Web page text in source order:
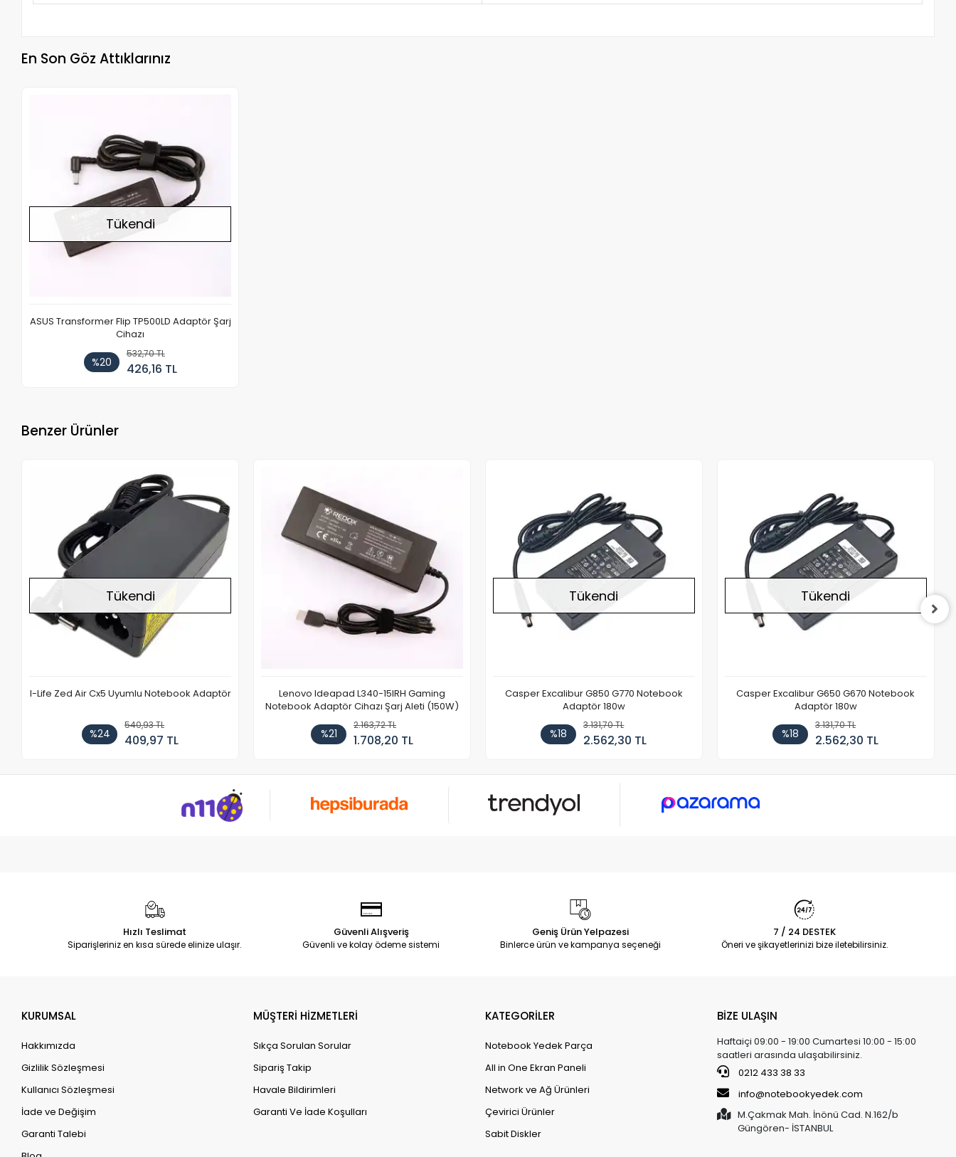
En Son Göz Attıklarınız
Tükendi
ASUS Transformer Flip TP500LD Adaptör Şarj
Cihazı
%20
532,70 TL
426,16 TL
Benzer Ürünler
Tükendi
I-Life Zed Air Cx5 Uyumlu Notebook Adaptör
%24
540,93 TL
409,97 TL
Lenovo Ideapad L340-15IRH Gaming
Notebook Adaptör Cihazı Şarj Aleti (150W)
%21
2.163,72 TL
1.708,20 TL
Tükendi
Casper Excalibur G850 G770 Notebook
Adaptör 180w
%18
3.131,70 TL
2.562,30 TL
Tükendi
Casper Excalibur G650 G670 Notebook
Adaptör 180w
%18
3.131,70 TL
2.562,30 TL
Hızlı Teslimat
Siparişleriniz en kısa sürede elinize ulaşır.
Güvenli Alışveriş
Güvenli ve kolay ödeme sistemi
Geniş Ürün Yelpazesi
Binlerce ürün ve kampanya seçeneği
7 / 24 DESTEK
Öneri ve şikayetlerinizi bize iletebilirsiniz.
KURUMSAL
Hakkımızda
Gizlilik Sözleşmesi
Kullanıcı Sözleşmesi
İade ve Değişim
Garanti Talebi
MÜŞTERİ HİZMETLERİ
Sıkça Sorulan Sorular
Sipariş Takip
Havale Bildirimleri
Garanti Ve İade Koşulları
KATEGORİLER
Notebook Yedek Parça
All in One Ekran Paneli
Network ve Ağ Ürünleri
Çevirici Ürünler
Sabit Diskler
BİZE ULAŞIN
Haftaiçi 09:00 - 19:00 Cumartesi 10:00 - 15:00
saatleri arasında ulaşabilirsiniz.
0212 433 38 33
info@notebookyedek.com
M.Çakmak Mah. İnönü Cad. N.162/b
Güngören- İSTANBUL